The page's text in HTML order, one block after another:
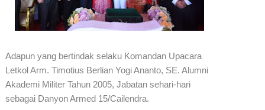
Adapun yang bertindak selaku Komandan Upacara
Letkol Arm. Timotius Berlian Yogi Ananto, SE. Alumni
Akademi Militer Tahun 2005, Jabatan sehari-hari
sebagai Danyon Armed 15/Cailendra.